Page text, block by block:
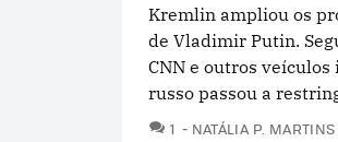
Kremlin ampliou os
de Vladimir Putin.
CNN e outros
russo passou a
1 COMENTÁRIOS
NATÁLIA P. MARTINS